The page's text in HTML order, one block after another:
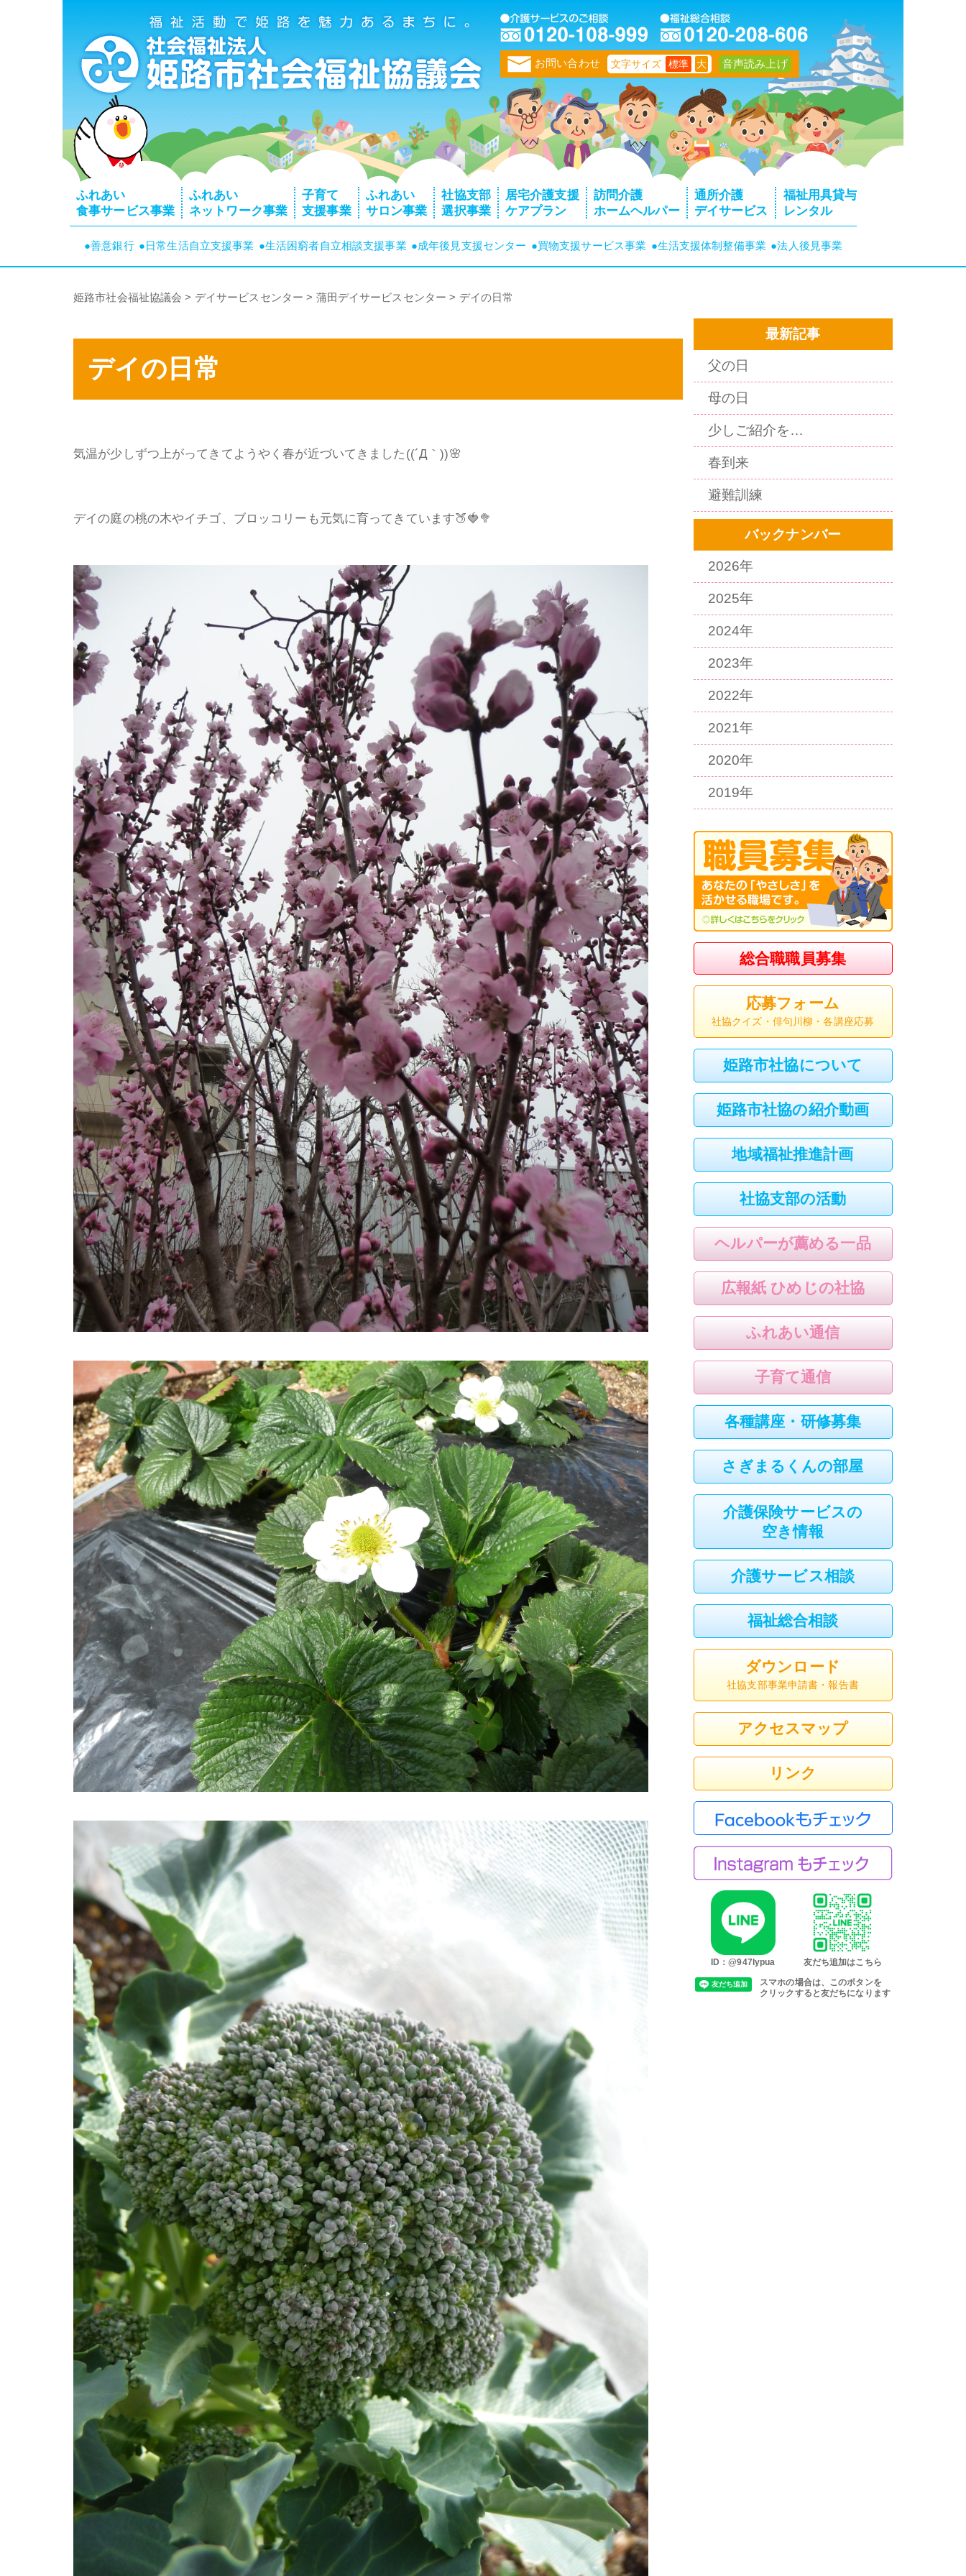
トップページ
お問い合わせ 文字サイズ 標準 大 音声読み上げ
ふれあい
食事サービス事業
ふれあい
ネットワーク事業
子育て
支援事業
ふれあい
サロン事業
社協支部
選択事業
居宅介護支援
ケアプラン
訪問介護
ホームヘルパー
通所介護
デイサービス
福祉用具貸与
レンタル
●善意銀行 ●日常生活自立支援事業 ●生活困窮者自立相談支援事業 ●成年後見支援センター ●買物支援サービス事業 ●生活支援体制整備事業 ●法人後見事業
姫路市社会福祉協議会 > デイサービスセンター > 蒲田デイサービスセンター > デイの日常
デイの日常
気温が少しずつ上がってきてようやく春が近づいてきました((´Д｀))🌸
デイの庭の桃の木やイチゴ、ブロッコリーも元気に育ってきています🍑🍓🥦
最新記事
父の日
母の日
少しご紹介を…
春到来
避難訓練
バックナンバー
2026年
2025年
2024年
2023年
2022年
2021年
2020年
2019年
総合職職員募集
応募フォーム
社協クイズ・俳句川柳・各講座応募
姫路市社協について
姫路市社協の紹介動画
地域福祉推進計画
社協支部の活動
ヘルパーが薦める一品
広報紙 ひめじの社協
ふれあい通信
子育て通信
各種講座・研修募集
さぎまるくんの部屋
介護保険サービスの
空き情報
介護サービス相談
福祉総合相談
ダウンロード
社協支部事業申請書・報告書
アクセスマップ
リンク
ID：@947lypua 友だち追加はこちら
スマホの場合は、このボタンを
クリックすると友だちになります